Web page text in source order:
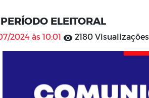
ELEITORAL
2024 às 10:01 2180 Visualizações